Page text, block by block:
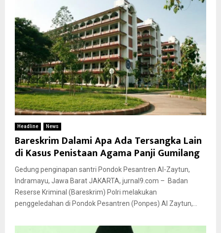
Headline News
Bareskrim Dalami Apa Ada Tersangka Lain
di Kasus Penistaan Agama Panji Gumilang
Gedung penginapan santri Pondok Pesantren Al-Zaytun,
Indramayu, Jawa Barat JAKARTA, jurnal9.com – Badan
Reserse Kriminal (Bareskrim) Polri melakukan
penggeledahan di Pondok Pesantren (Ponpes) Al Zaytun,...